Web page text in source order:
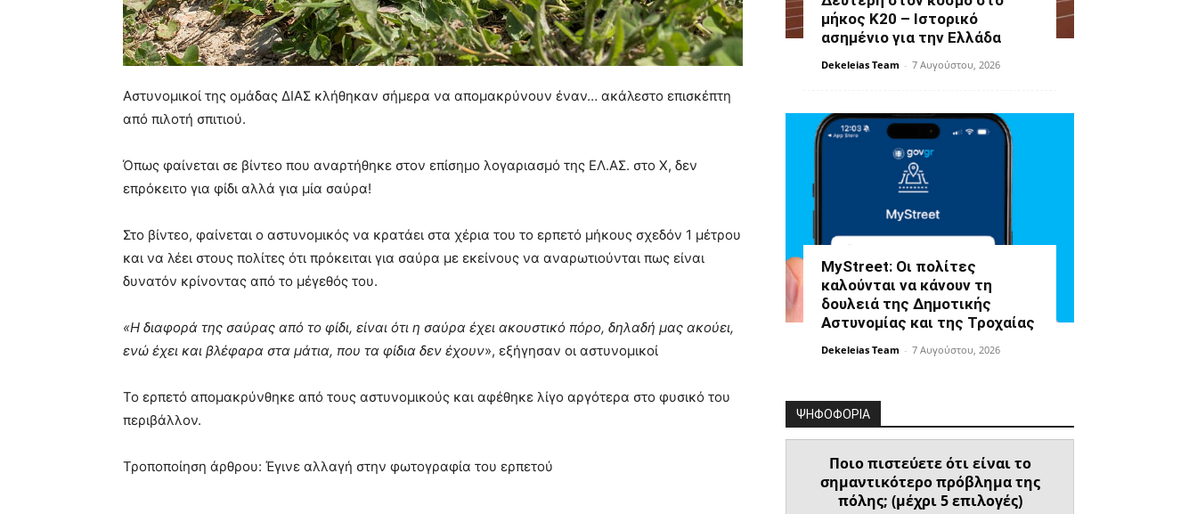
Αστυνομικοί της ομάδας ΔΙΑΣ κλήθηκαν σήμερα να απομακρύνουν έναν… ακάλεστο επισκέπτη
από πιλοτή σπιτιού.
Όπως φαίνεται σε βίντεο που αναρτήθηκε στον επίσημο λογαριασμό της ΕΛ.ΑΣ. στο X, δεν
επρόκειτο για φίδι αλλά για μία σαύρα!
Στο βίντεο, φαίνεται ο αστυνομικός να κρατάει στα χέρια του το ερπετό μήκους σχεδόν 1 μέτρου
και να λέει στους πολίτες ότι πρόκειται για σαύρα με εκείνους να αναρωτιούνται πως είναι
δυνατόν κρίνοντας από το μέγεθός του.
«Η διαφορά της σαύρας από το φίδι, είναι ότι η σαύρα έχει ακουστικό πόρο, δηλαδή μας ακούει,
ενώ έχει και βλέφαρα στα μάτια, που τα φίδια δεν έχουν», εξήγησαν οι αστυνομικοί
Το ερπετό απομακρύνθηκε από τους αστυνομικούς και αφέθηκε λίγο αργότερα στο φυσικό του
περιβάλλον.
Τροποποίηση άρθρου: Έγινε αλλαγή στην φωτογραφία του ερπετού
μήκος Κ20 – Ιστορικό
ασημένιο για την Ελλάδα
Dekeleias Team - 7 Αυγούστου, 2026
MyStreet: Οι πολίτες
καλούνται να κάνουν τη
δουλειά της Δημοτικής
Αστυνομίας και της Τροχαίας
Dekeleias Team - 7 Αυγούστου, 2026
ΨΗΦΟΦΟΡΙΑ
Ποιο πιστεύετε ότι είναι το
σημαντικότερο πρόβλημα της
πόλης; (μέχρι 5 επιλογές)